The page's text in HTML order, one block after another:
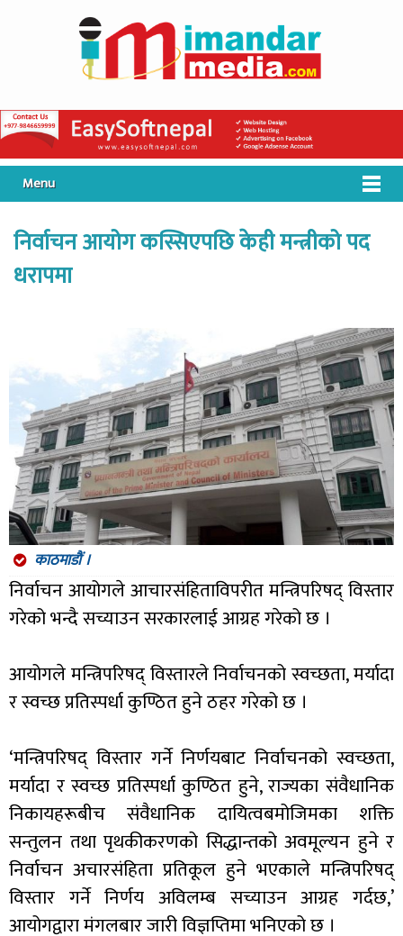
Menu
निर्वाचन आयोग कस्सिएपछि केही मन्त्रीको पद
धरापमा
काठमाडाैं ।
निर्वाचन आयोगले आचारसंहिताविपरीत मन्त्रिपरिषद् विस्तार
गरेको भन्दै सच्याउन सरकारलाई आग्रह गरेको छ ।
आयोगले मन्त्रिपरिषद् विस्तारले निर्वाचनको स्वच्छता, मर्यादा
र स्वच्छ प्रतिस्पर्धा कुण्ठित हुने ठहर गरेको छ ।
‘मन्त्रिपरिषद् विस्तार गर्ने निर्णयबाट निर्वाचनको स्वच्छता,
मर्यादा र स्वच्छ प्रतिस्पर्धा कुण्ठित हुने, राज्यका संवैधानिक
निकायहरूबीच संवैधानिक दायित्वबमोजिमका शक्ति
सन्तुलन तथा पृथकीकरणको सिद्धान्तको अवमूल्यन हुने र
निर्वाचन अचारसंहिता प्रतिकूल हुने भएकाले मन्त्रिपरिषद्
विस्तार गर्ने निर्णय अविलम्ब सच्याउन आग्रह गर्दछ,’
आयोगद्वारा मंगलबार जारी विज्ञप्तिमा भनिएको छ ।